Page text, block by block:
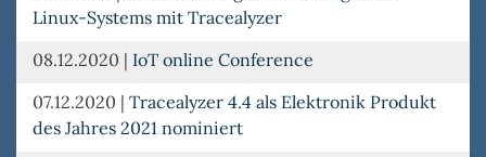
Linux-Systems mit Tracealyzer
08.12.2020 | IoT online Conference
07.12.2020 | Tracealyzer 4.4 als Elektronik Produkt
des Jahres 2021 nominiert